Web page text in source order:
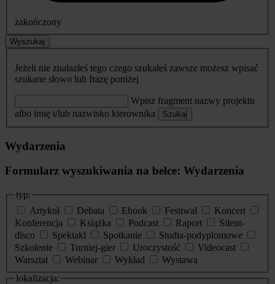
zakończony
Wyszukaj
Jeżeli nie znalazłeś tego czego szukałeś zawsze możesz wpisać
szukane słowo lub frazę poniżej
Wpisz fragment nazwy projektu
albo imię i/lub nazwisko kierownika
Szukaj
Wydarzenia
Formularz wyszukiwania na belce: Wydarzenia
typ:
Artykuł
Debata Ebook Festiwal
Koncert
Konferencja
Książka Podcast Raport
Silent-
disco
Spektakl Spotkanie
Studia-podyplomowe
Szkolenie
Turniej-gier Uroczystość
Videocast
Warsztat
Webinar Wykład
Wystawa
lokalizacja: